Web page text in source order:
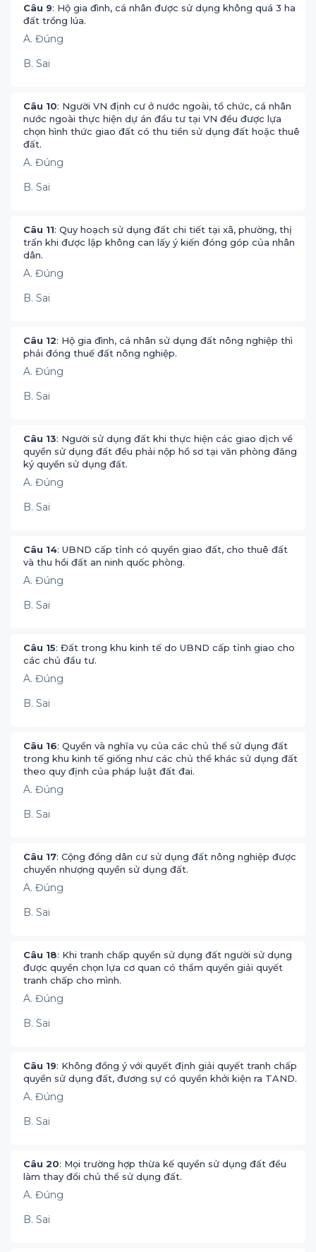
Câu 9: Hộ gia đình, cá nhân được sử dụng không quá 3 ha
đất trồng lúa.
A. Đúng
B. Sai
Câu 10: Người VN định cư ở nước ngoài, tổ chức, cá nhân
nước ngoài thực hiện dự án đầu tư tại VN đều được lựa
chọn hình thức giao đất có thu tiền sử dụng đất hoặc thuê
đất.
A. Đúng
B. Sai
Câu 11: Quy hoạch sử dụng đất chi tiết tại xã, phường, thị
trấn khi được lập không can lấy ý kiến đóng góp của nhân
dân.
A. Đúng
B. Sai
Câu 12: Hộ gia đình, cá nhân sử dụng đất nông nghiệp thì
phải đóng thuế đất nông nghiệp.
A. Đúng
B. Sai
Câu 13: Người sử dụng đất khi thực hiện các giao dịch về
quyền sử dụng đất đều phải nộp hồ sơ tại văn phòng đăng
ký quyền sử dụng đất.
A. Đúng
B. Sai
Câu 14: UBND cấp tỉnh có quyền giao đất, cho thuê đất
và thu hồi đất an ninh quốc phòng.
A. Đúng
B. Sai
Câu 15: Đất trong khu kinh tế do UBND cấp tỉnh giao cho
các chủ đầu tư.
A. Đúng
B. Sai
Câu 16: Quyền và nghĩa vụ của các chủ thể sử dụng đất
trong khu kinh tế giống như các chủ thể khác sử dụng đất
theo quy định của pháp luật đất đai.
A. Đúng
B. Sai
Câu 17: Cộng đồng dân cư sử dụng đất nông nghiệp được
chuyển nhượng quyền sử dụng đất.
A. Đúng
B. Sai
Câu 18: Khi tranh chấp quyền sử dụng đất người sử dụng
được quyền chọn lựa cơ quan có thẩm quyền giải quyết
tranh chấp cho mình.
A. Đúng
B. Sai
Câu 19: Không đồng ý với quyết định giải quyết tranh chấp
quyền sử dụng đất, đương sự có quyền khởi kiện ra TAND.
A. Đúng
B. Sai
Câu 20: Mọi trường hợp thừa kế quyền sử dụng đất đều
làm thay đổi chủ thể sử dụng đất.
A. Đúng
B. Sai